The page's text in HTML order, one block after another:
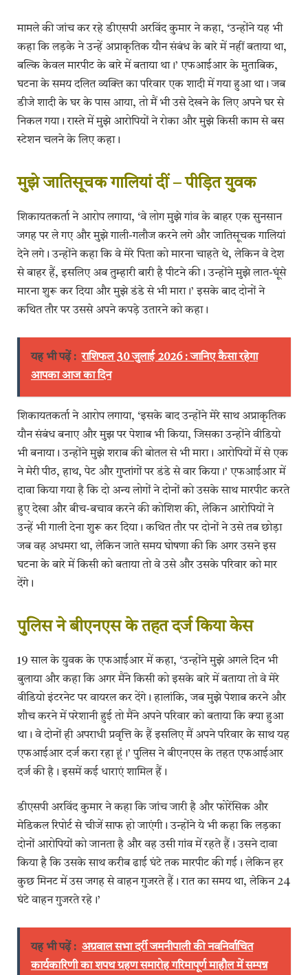
मामले की जांच कर रहे डीएसपी अरविंद कुमार ने कहा, ‘उन्होंने यह भी
कहा कि लड़के ने उन्हें अप्राकृतिक यौन संबंध के बारे में नहीं बताया था,
बल्कि केवल मारपीट के बारे में बताया था।’ एफआईआर के मुताबिक,
घटना के समय दलित व्यक्ति का परिवार एक शादी में गया हुआ था। जब
डीजे शादी के घर के पास आया, तो मैं भी उसे देखने के लिए अपने घर से
निकल गया। रास्ते में मुझे आरोपियों ने रोका और मुझे किसी काम से बस
स्टेशन चलने के लिए कहा।
मुझे जातिसूचक गालियां दीं – पीड़ित युवक
शिकायतकर्ता ने आरोप लगाया, ‘वे लोग मुझे गांव के बाहर एक सुनसान
जगह पर ले गए और मुझे गाली-गलौज करने लगे और जातिसूचक गालियां
देने लगे। उन्होंने कहा कि वे मेरे पिता को मारना चाहते थे, लेकिन वे देश
से बाहर हैं, इसलिए अब तुम्हारी बारी है पीटने की। उन्होंने मुझे लात-घूंसे
मारना शुरू कर दिया और मुझे डंडे से भी मारा।’ इसके बाद दोनों ने
कथित तौर पर उससे अपने कपड़े उतारने को कहा।
यह भी पढ़ें : राशिफल 30 जुलाई 2026 : जानिए कैसा रहेगा
आपका आज का दिन
शिकायतकर्ता ने आरोप लगाया, ‘इसके बाद उन्होंने मेरे साथ अप्राकृतिक
यौन संबंध बनाए और मुझ पर पेशाब भी किया, जिसका उन्होंने वीडियो
भी बनाया। उन्होंने मुझे शराब की बोतल से भी मारा। आरोपियों में से एक
ने मेरी पीठ, हाथ, पेट और गुप्तांगों पर डंडे से वार किया।’ एफआईआर में
दावा किया गया है कि दो अन्य लोगों ने दोनों को उसके साथ मारपीट करते
हुए देखा और बीच-बचाव करने की कोशिश की, लेकिन आरोपियों ने
उन्हें भी गाली देना शुरू कर दिया। कथित तौर पर दोनों ने उसे तब छोड़ा
जब वह अधमरा था, लेकिन जाते समय घोषणा की कि अगर उसने इस
घटना के बारे में किसी को बताया तो वे उसे और उसके परिवार को मार
देंगे।
पुलिस ने बीएनएस के तहत दर्ज किया केस
19 साल के युवक के एफआईआर में कहा, ‘उन्होंने मुझे अगले दिन भी
बुलाया और कहा कि अगर मैंने किसी को इसके बारे में बताया तो वे मेरे
वीडियो इंटरनेट पर वायरल कर देंगे। हालांकि, जब मुझे पेशाब करने और
शौच करने में परेशानी हुई तो मैंने अपने परिवार को बताया कि क्या हुआ
था। वे दोनों ही अपराधी प्रवृत्ति के हैं इसलिए मैं अपने परिवार के साथ यह
एफआईआर दर्ज करा रहा हूं।’ पुलिस ने बीएनएस के तहत एफआईआर
दर्ज की है। इसमें कई धाराएं शामिल हैं।
डीएसपी अरविंद कुमार ने कहा कि जांच जारी है और फोरेंसिक और
मेडिकल रिपोर्ट से चीजें साफ हो जाएंगी। उन्होंने ये भी कहा कि लड़का
दोनों आरोपियों को जानता है और वह उसी गांव में रहते हैं। उसने दावा
किया है कि उसके साथ करीब ढाई घंटे तक मारपीट की गई। लेकिन हर
कुछ मिनट में उस जगह से वाहन गुजरते हैं। रात का समय था, लेकिन 24
घंटे वाहन गुजरते रहे।’
यह भी पढ़ें : अग्रवाल सभा दर्री जमनीपाली की न‍वनिर्वाचित
कार्यकारिणी का शपथ ग्रहण समारोह गरिमापूर्ण माहौल में सम्पन्न